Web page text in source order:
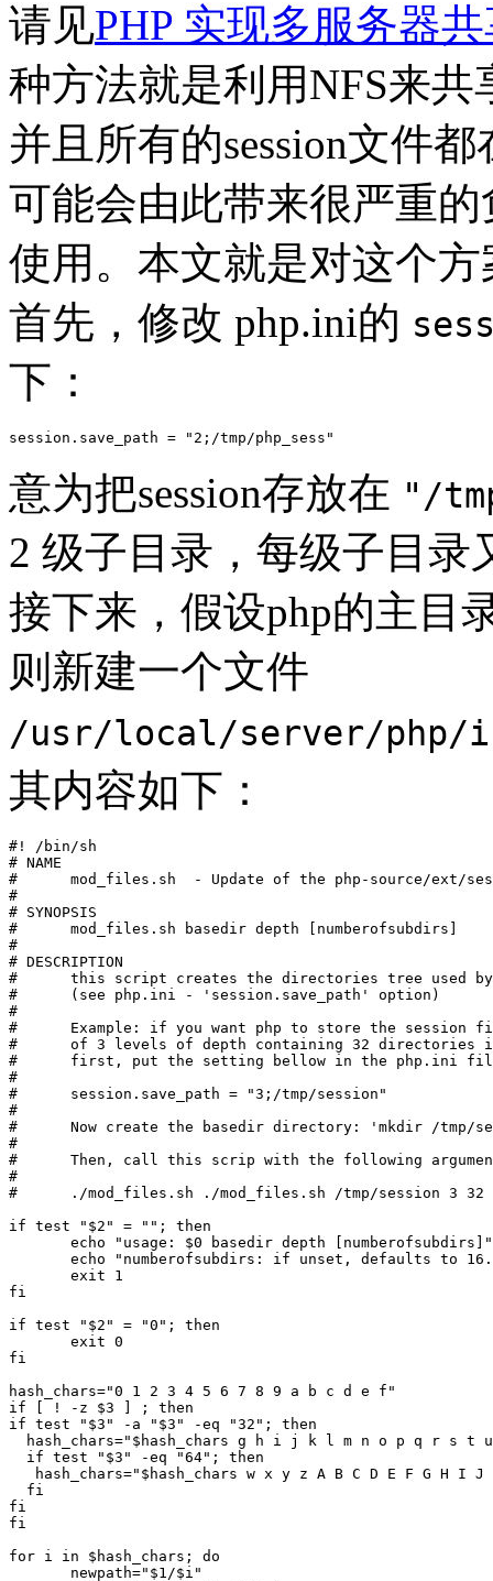
请见PHP 实现多服务器
种方法就是利用NFS来共
并且所有的session文件
可能会由此带来很严重
使用。本文就是对这个
首先，修改 php.ini的
下：
意为把session存放在 "/
2 级子目录，每级子目录
接下来，假设php的主目
则新建一个文件
/usr/local/server/php/
其内容如下：
#! /bin/sh
# NAME
#      mod_files.sh  - Update of the php-source/ext/
#
# SYNOPSIS
#      mod_files.sh basedir depth [numberofsubdirs]
#
# DESCRIPTION
#      this script creates the directories tree used
#      (see php.ini - 'session.save_path' option)
#
#      Example: if you want php to store the session
#      of 3 levels of depth containing 32 directories
#      first, put the setting bellow in the php.ini
#
#      session.save_path = "3;/tmp/session"
#
#      Now create the basedir directory: 'mkdir /tmp/
#
#      Then, call this scrip with the following
#
#      ./mod_files.sh ./mod_files.sh /tmp/session 3 32
if test "$2" = ""; then
       echo "usage: $0 basedir depth [numberofsubdirs]"
echo "numberofsubdirs: if unset, defaults to
       exit 1
fi
if test "$2" = "0"; then
       exit 0
fi
hash_chars="0 1 2 3 4 5 6 7 8 9 a b c d e f"
if [ ! -z $3 ] ; then
if test "$3" -a "$3" -eq "32"; then
hash_chars="$hash_chars g h i j k l m n o p q r s t
  if test "$3" -eq "64"; then
hash_chars="$hash_chars w x y z A B C D E F G H I
  fi
fi
fi
for i in $hash_chars; do
       newpath="$1/$i"